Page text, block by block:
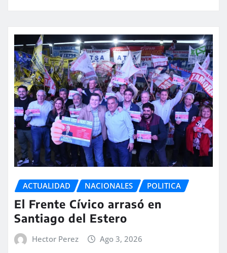
ACTUALIDAD NACIONALES POLITICA
El Frente Cívico arrasó en
Santiago del Estero
Hector Perez Ago 3, 2026